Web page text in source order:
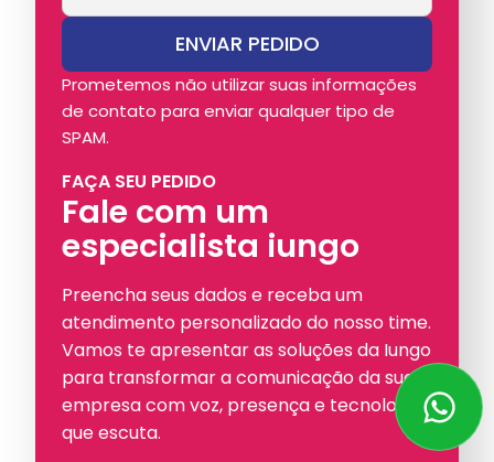
FAÇA SEU PEDIDO
Fale com um
especialista iungo
Preencha seus dados e receba um
atendimento personalizado do nosso time.
Vamos te apresentar as soluções da Iungo
para transformar a comunicação da sua
empresa com voz, presença e tecnologia
que escuta.
Prometemos não utilizar suas informações
de contato para enviar qualquer tipo de
SPAM.